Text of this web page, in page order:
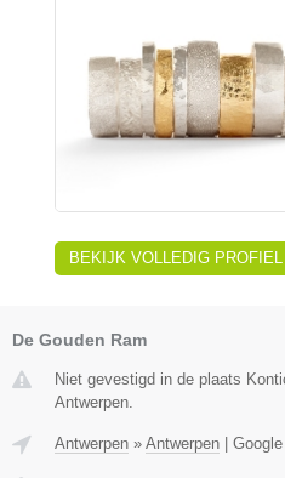
BEKIJK VOLLEDIG PROFIEL
De Gouden Ram
Niet gevestigd in de plaats
Antwerpen.
Antwerpen » Antwerpen